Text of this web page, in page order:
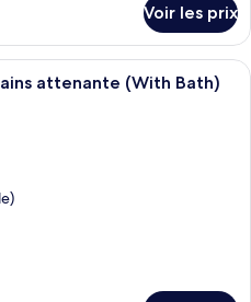
Voir les prix
Une chambre à coucher avec un
attenante (With Bath)